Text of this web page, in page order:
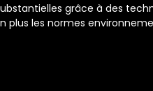
grâce à des
plus les normes